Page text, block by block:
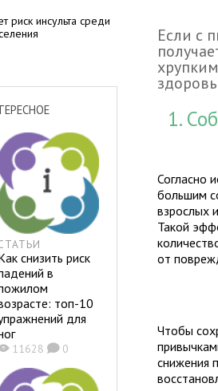
риск инсульта среди
снизить риск
в
топ-10
для
11628K0
Если с
1.
Согласно
большим
взрослых
Такой
от
Чтобы
снижения